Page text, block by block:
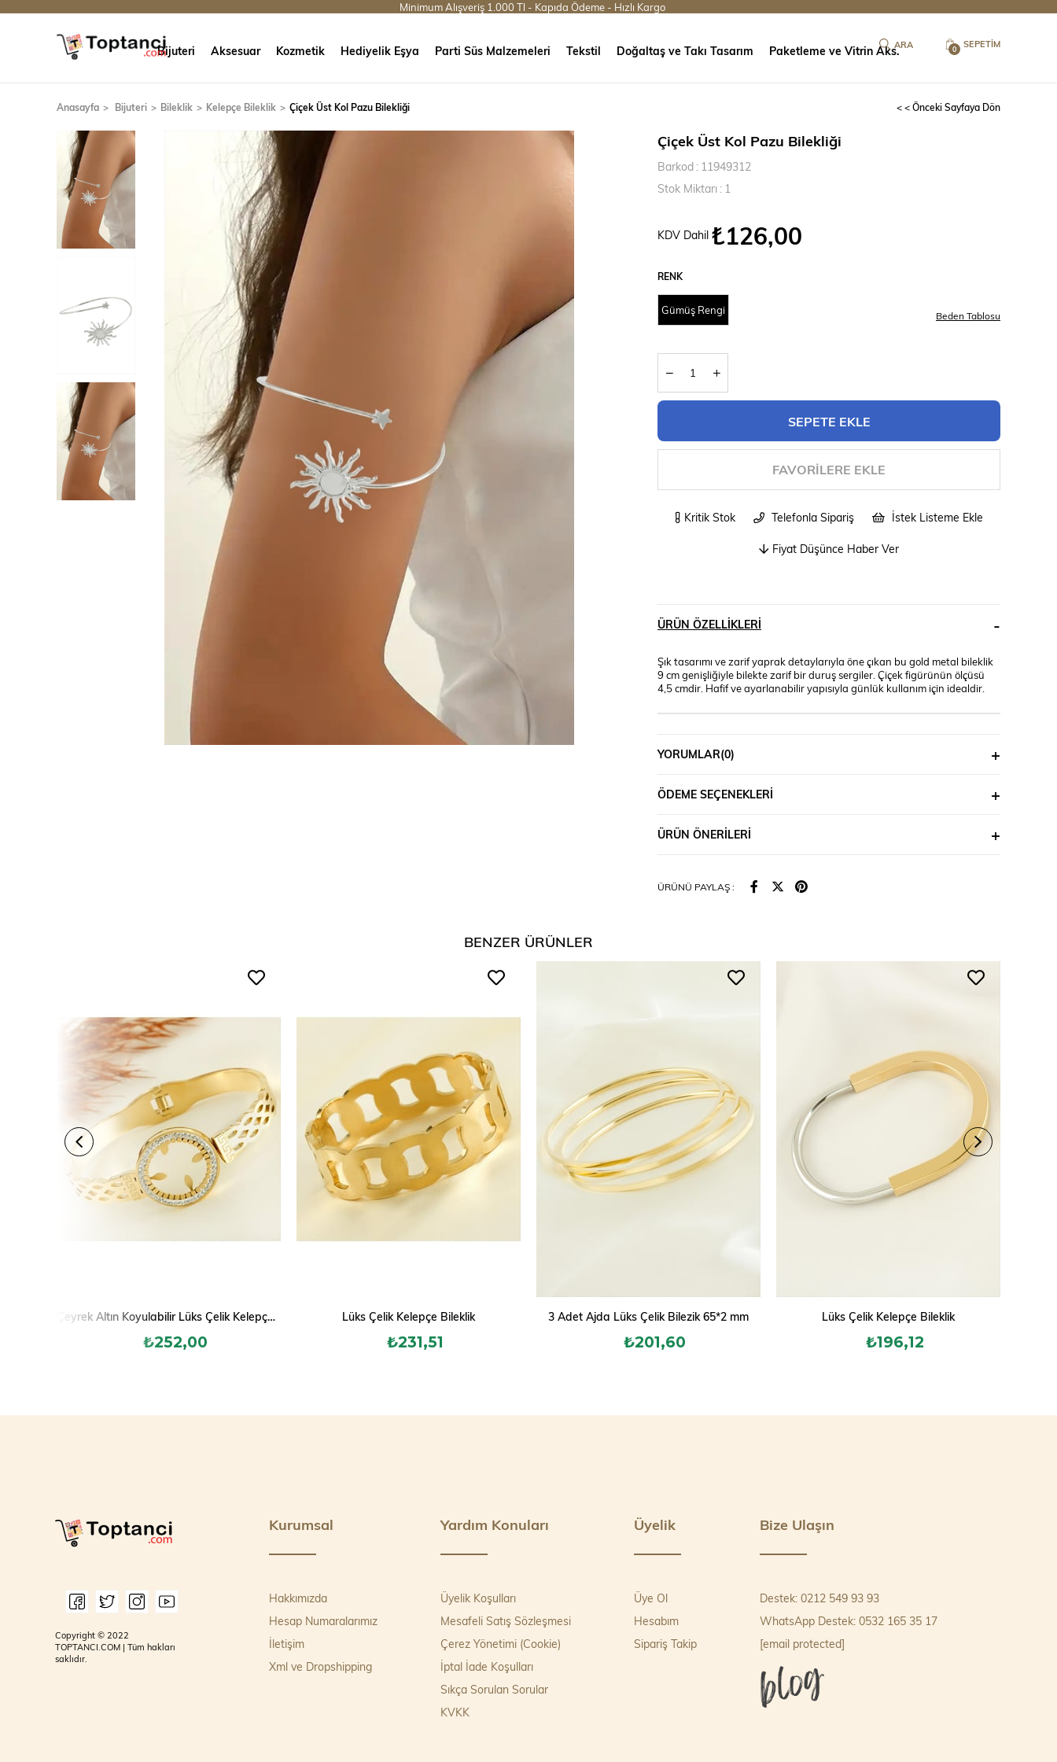
Minimum Alışveriş 1.000 Tl - Kapıda Ödeme - Hızlı Kargo
SEPETIM
0
Bijuteri Aksesuar Kozmetik Hediyelik Eşya Parti Süs Malzemeleri Tekstil Doğaltaş ve Takı Tasarım Paketleme ve Vitrin Aks.
Anasayfa Bijuteri Bileklik Kelepçe Bileklik Çiçek Üst Kol Pazu Bilekliği < < Önceki Sayfaya Dön
Çiçek Üst Kol Pazu Bilekliği
Barkod : 11949312
Stok Miktarı : 1
KDV Dahil ₺126,00
RENK
Gümüş Rengi Beden Tablosu
FAVORILERE EKLE
Kritik Stok Telefonla Sipariş İstek Listeme Ekle
Fiyat Düşünce Haber Ver
ÜRÜN ÖZELLIKLERI
Şık tasarımı ve zarif yaprak detaylarıyla öne çıkan bu gold metal bileklik
9 cm genişliğiyle bilekte zarif bir duruş sergiler. Çiçek figürünün ölçüsü
4,5 cmdir. Hafif ve ayarlanabilir yapısıyla günlük kullanım için idealdir.
YORUMLAR(0)
ÖDEME SEÇENEKLERI
ÜRÜN ÖNERILERI
ÜRÜNÜ PAYLAŞ :
BENZER ÜRÜNLER
Çeyrek Altın Koyulabilir Lüks Çelik Kelepçe Bileklik
₺252,00
Lüks Çelik Kelepçe Bileklik
₺231,51
3 Adet Ajda Lüks Çelik Bilezik 65*2 mm
₺201,60
Lüks Çelik Kelepçe Bileklik
₺196,12
Kurumsal
Hakkımızda
Hesap Numaralarımız
İletişim
Xml ve Dropshipping
Yardım Konuları
Üyelik Koşulları
Mesafeli Satış Sözleşmesi
Çerez Yönetimi (Cookie)
İptal İade Koşulları
Sıkça Sorulan Sorular
KVKK
Üyelik
Üye Ol
Hesabım
Sipariş Takip
Bize Ulaşın
Destek: 0212 549 93 93
WhatsApp Destek: 0532 165 35 17
[email protected]
Copyright © 2022
TOPTANCI.COM | Tüm hakları
saklıdır.